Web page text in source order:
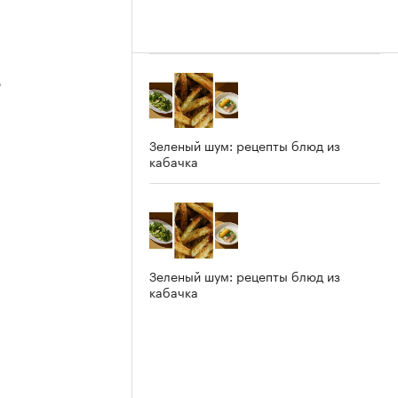
Зеленый шум: рецепты блюд из
кабачка
Зеленый шум: рецепты блюд из
кабачка